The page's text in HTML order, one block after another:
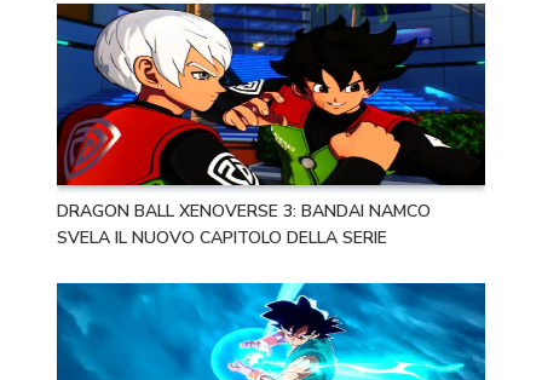
DRAGON BALL XENOVERSE 3: BANDAI NAMCO
SVELA IL NUOVO CAPITOLO DELLA SERIE